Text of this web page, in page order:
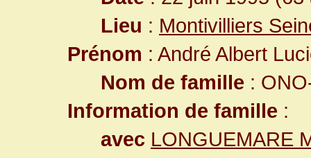
Lieu : Montivilliers
Prénom : André Albert
Nom de famille :
Information de famille :
avec LONGUEMARE